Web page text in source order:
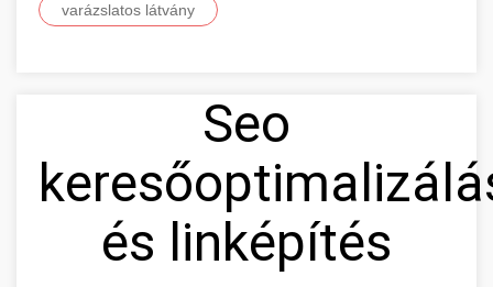
varázslatos látvány
Seo
és linképítés